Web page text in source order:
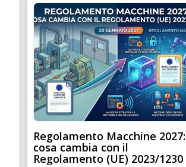
Regolamento Macchine 2027:
cosa cambia con il
Regolamento (UE) 2023/1230